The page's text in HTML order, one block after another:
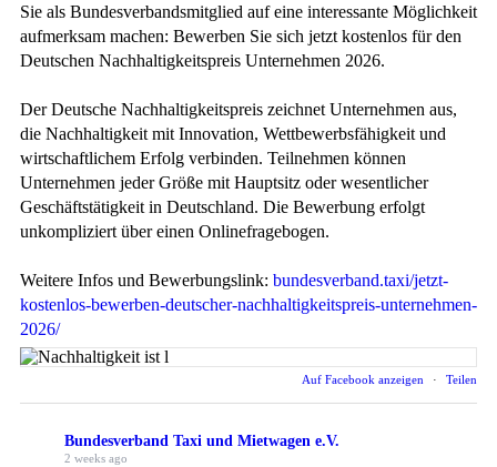
Sie als Bundesverbandsmitglied auf eine interessante Möglichkeit
aufmerksam machen: Bewerben Sie sich jetzt kostenlos für den
Deutschen Nachhaltigkeitspreis Unternehmen 2026.
Der Deutsche Nachhaltigkeitspreis zeichnet Unternehmen aus,
die Nachhaltigkeit mit Innovation, Wettbewerbsfähigkeit und
wirtschaftlichem Erfolg verbinden. Teilnehmen können
Unternehmen jeder Größe mit Hauptsitz oder wesentlicher
Geschäftstätigkeit in Deutschland. Die Bewerbung erfolgt
unkompliziert über einen Onlinefragebogen.
Weitere Infos und Bewerbungslink: bundesverband.taxi/jetzt-
kostenlos-bewerben-deutscher-nachhaltigkeitspreis-unternehmen-
2026/
Auf Facebook anzeigen · Teilen
Bundesverband Taxi und Mietwagen e.V.
2 weeks ago